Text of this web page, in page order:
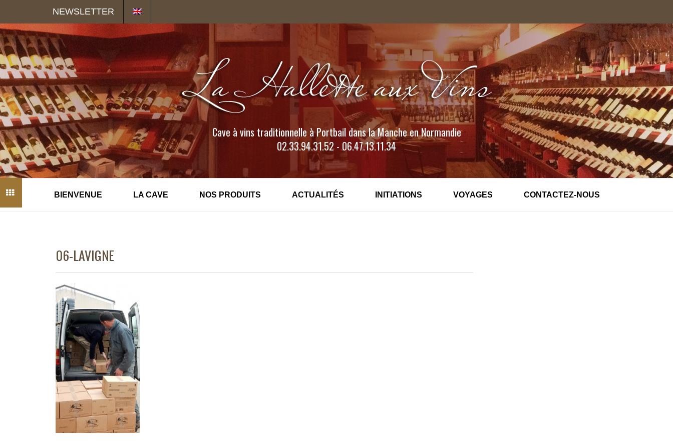
NEWSLETTER
Cave à vins traditionnelle à Portbail dans la Manche en Normandie
02.33.94.31.52 - 06.47.13.11.34
BIENVENUE LA CAVE NOS PRODUITS ACTUALITÉS INITIATIONS VOYAGES CONTACTEZ-NOUS
06-LAVIGNE
Panneau de gestion des cookies